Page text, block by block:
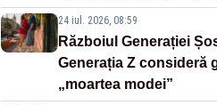
24 iul. 2026, 08:59
Războiul Generației
Generația Z consideră
„moartea modei”